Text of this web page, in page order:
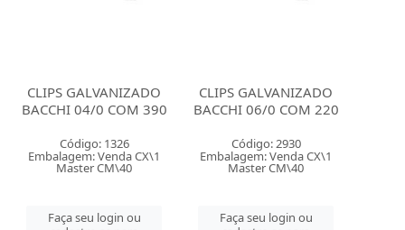
CLIPS GALVANIZADO
BACCHI 04/0 COM 390
Código: 1326
Embalagem: Venda CX\1
Master CM\40
Faça seu login ou
CLIPS GALVANIZADO
BACCHI 06/0 COM 220
Código: 2930
Embalagem: Venda CX\1
Master CM\40
Faça seu login ou